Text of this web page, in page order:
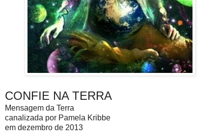
CONFIE NA TERRA
Mensagem da Terra
canalizada por Pamela Kribbe
em dezembro de 2013